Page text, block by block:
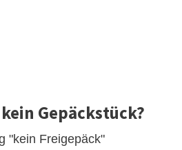
Gepäckstück?
"kein Freigepäck"